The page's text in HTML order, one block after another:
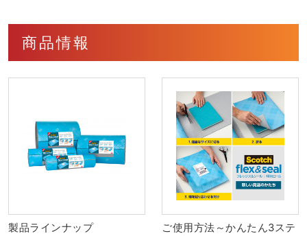
商品情報
製品ラインナップ
ご使用方法～かんたん3ステ